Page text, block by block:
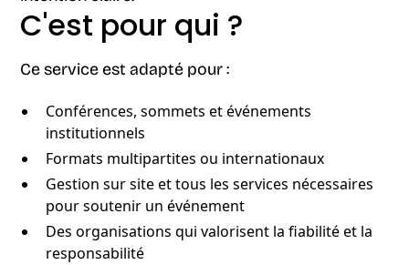
C'est pour qui ?
Ce service est adapté pour :
Conférences, sommets et événements
institutionnels
Formats multipartites ou internationaux
Gestion sur site et tous les services nécessaires
pour soutenir un événement
Des organisations qui valorisent la fiabilité et la
responsabilité